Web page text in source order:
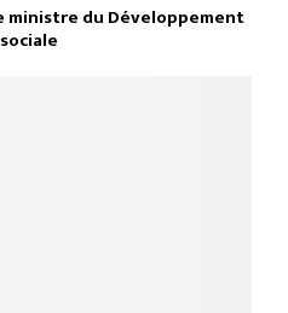
ministre du Développement